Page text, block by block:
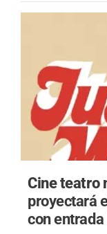
Cine teatro
proyectará
con